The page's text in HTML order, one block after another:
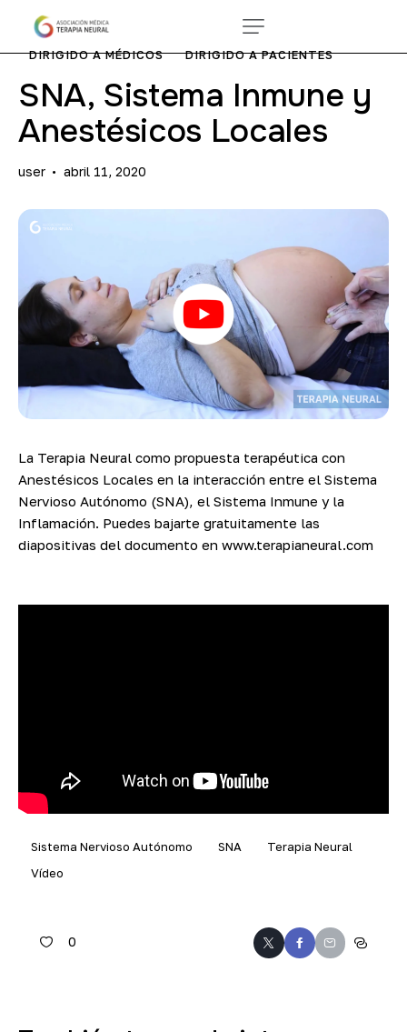
DIRIGIDO A MÉDICOS DIRIGIDO A PACIENTES
SNA, Sistema Inmune y
Anestésicos Locales
user abril 11, 2020
La Terapia Neural como propuesta terapéutica con
Anestésicos Locales en la interacción entre el Sistema
Nervioso Autónomo (SNA), el Sistema Inmune y la
Inflamación. Puedes bajarte gratuitamente las
diapositivas del documento en www.terapianeural.com
Sistema Nervioso Autónomo SNA
Terapia Neural
Vídeo
0